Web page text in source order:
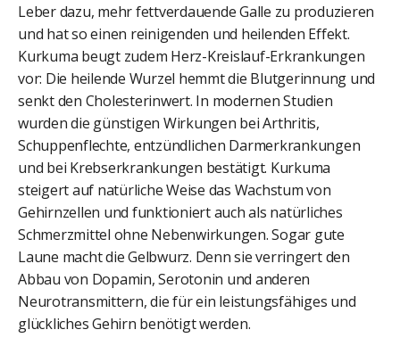
Leber dazu, mehr fettverdauende Galle zu produzieren
und hat so einen reinigenden und heilenden Effekt.
Kurkuma beugt zudem Herz-Kreislauf-Erkrankungen
vor: Die heilende Wurzel hemmt die Blutgerinnung und
senkt den Cholesterinwert. In modernen Studien
wurden die günstigen Wirkungen bei Arthritis,
Schuppenflechte, entzündlichen Darmerkrankungen
und bei Krebserkrankungen bestätigt. Kurkuma
steigert auf natürliche Weise das Wachstum von
Gehirnzellen und funktioniert auch als natürliches
Schmerzmittel ohne Nebenwirkungen. Sogar gute
Laune macht die Gelbwurz. Denn sie verringert den
Abbau von Dopamin, Serotonin und anderen
Neurotransmittern, die für ein leistungsfähiges und
glückliches Gehirn benötigt werden.